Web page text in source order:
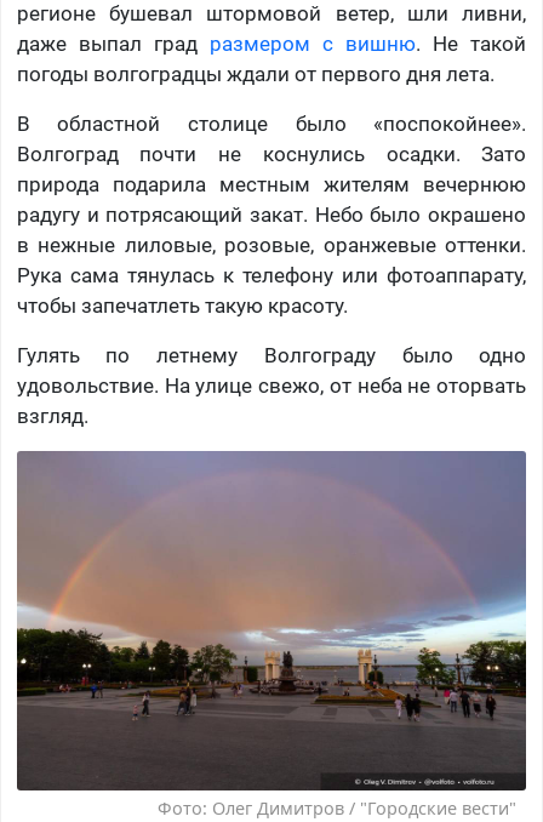
регионе бушевал штормовой ветер, шли ливни,
даже выпал град размером с вишню. Не такой
погоды волгоградцы ждали от первого дня лета.
В областной столице было «поспокойнее».
Волгоград почти не коснулись осадки. Зато
природа подарила местным жителям вечернюю
радугу и потрясающий закат. Небо было окрашено
в нежные лиловые, розовые, оранжевые оттенки.
Рука сама тянулась к телефону или фотоаппарату,
чтобы запечатлеть такую красоту.
Гулять по летнему Волгограду было одно
удовольствие. На улице свежо, от неба не оторвать
взгляд.
Фото: Олег Димитров / "Городские вести"